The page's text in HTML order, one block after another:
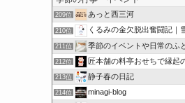
209位 あっと西三河
210位 くるみの金欠脱出奮闘記｜
211位 季節のイベントや日常のふと
212位 匠本舗の料亭おせちで縁起
213位 静子春の日記
214位 minagi-blog